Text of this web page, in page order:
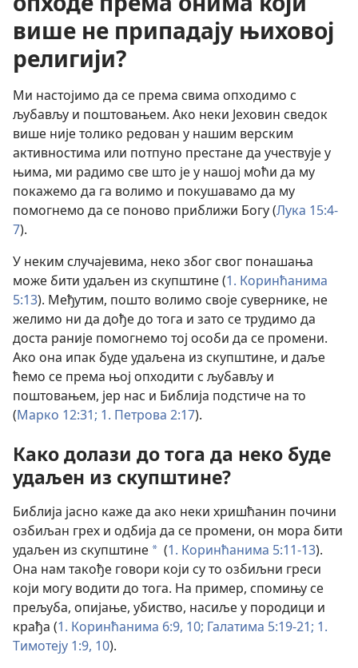
више не припадају њиховој
религији?
Ми настојимо да се према свима опходимо с
љубављу и поштовањем. Ако неки Јеховин сведок
више није толико редован у нашим верским
активностима или потпуно престане да учествује у
њима, ми радимо све што је у нашој моћи да му
покажемо да га волимо и покушавамо да му
помогнемо да се поново приближи Богу (Лука 15:4-
7).
У неким случајевима, неко због свог понашања
може бити удаљен из скупштине (1. Коринћанима
5:13). Међутим, пошто волимо своје сувернике, не
желимо ни да дође до тога и зато се трудимо да
доста раније помогнемо тој особи да се промени.
Ако она ипак буде удаљена из скупштине, и даље
ћемо се према њој опходити с љубављу и
поштовањем, јер нас и Библија подстиче на то
(Марко 12:31; 1. Петрова 2:17).
Како долази до тога да неко буде
удаљен из скупштине?
Библија јасно каже да ако неки хришћанин почини
озбиљан грех и одбија да се промени, он мора бити
удаљен из скупштине a (1. Коринћанима 5:11-13).
Она нам такође говори који су то озбиљни греси
који могу водити до тога. На пример, спомињу се
прељуба, опијање, убиство, насиље у породици и
крађа (1. Коринћанима 6:9, 10; Галатима 5:19-21; 1.
Тимотеју 1:9, 10).